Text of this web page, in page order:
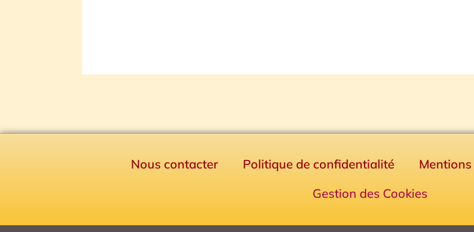
Nous contacter Politique de confidentialité
Gestion des Cookies